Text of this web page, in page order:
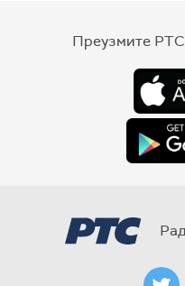
Преузмите РТС